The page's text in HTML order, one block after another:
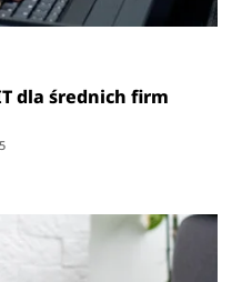
dla średnich firm